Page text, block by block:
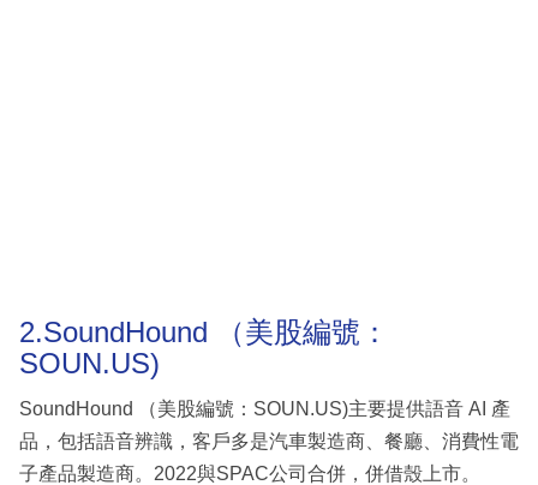
2.SoundHound （美股編號：
SOUN.US)
SoundHound （美股編號：SOUN.US)主要提供語音 AI 產
品，包括語音辨識，客戶多是汽車製造商、餐廳、消費性電
子產品製造商。2022與SPAC公司合併，併借殼上市。